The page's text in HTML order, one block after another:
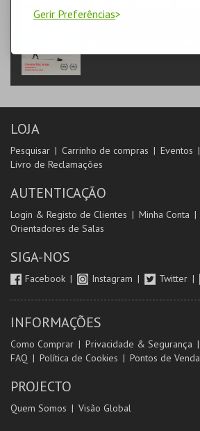
Gerir PreferênciasPASSE | COMPRA
LOJA
Pesquisar Carrinho de compras Eventos
Livro de Reclamações
AUTENTICAÇÃO
Login & Registo de Clientes Minha Conta
Orientadores de Salas
SIGA-NOS
Facebook Instagram Twitter
INFORMAÇÕES
Como Comprar Privacidade & Segurança
FAQ
Política de Cookies Pontos de Venda
PROJECTO
Quem Somos Visão Global